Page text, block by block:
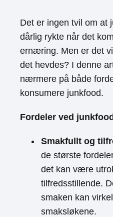
Det er ingen tvil om at
dårlig rykte når det
ernæring. Men er det
det hevdes? I denne
nærmere på både
konsumere junkfood.
Fordeler ved
Smakfullt og
de største
det kan være
tilfredsstillende.
smaken kan
smaksløkene.